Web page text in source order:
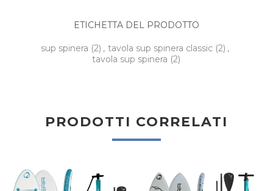
ETICHETTA DEL PRODOTTO
sup spinera (2) , tavola sup spinera classic (2) ,
tavola sup spinera (2)
PRODOTTI CORRELATI